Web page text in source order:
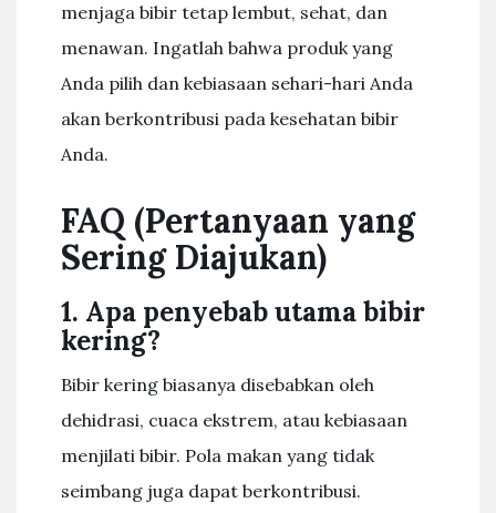
menjaga bibir tetap lembut, sehat, dan
menawan. Ingatlah bahwa produk yang
Anda pilih dan kebiasaan sehari-hari Anda
akan berkontribusi pada kesehatan bibir
Anda.
FAQ (Pertanyaan yang
Sering Diajukan)
1. Apa penyebab utama bibir
kering?
Bibir kering biasanya disebabkan oleh
dehidrasi, cuaca ekstrem, atau kebiasaan
menjilati bibir. Pola makan yang tidak
seimbang juga dapat berkontribusi.